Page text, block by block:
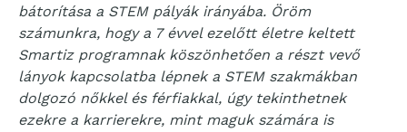
bátorítása a STEM pályák irányába. Öröm
számunkra, hogy a 7 évvel ezelőtt életre keltett
Smartiz programnak köszönhetően a részt vevő
lányok kapcsolatba lépnek a STEM szakmákban
dolgozó nőkkel és férfiakkal, úgy tekinthetnek
ezekre a karrierekre, mint maguk számára is